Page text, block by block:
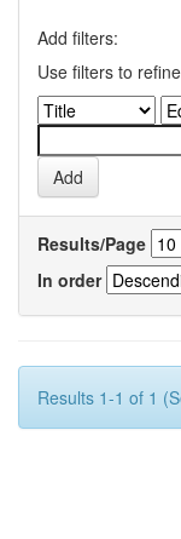
Add filters:
Use filters to
Results/Page
In order
Results 1-1 of 1